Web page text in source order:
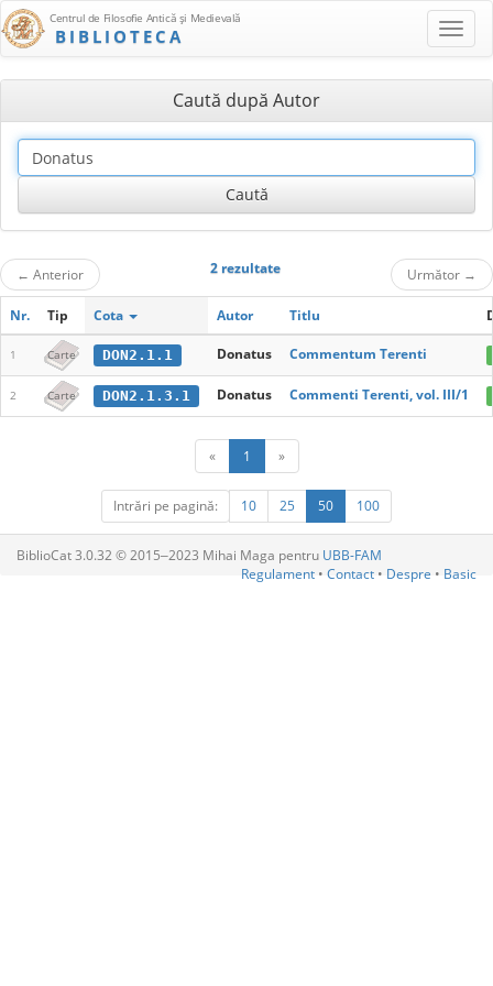
Centrul de Filosofie Antică şi Medievală
BIBLIOTECA
Caută după Autor
← Anterior 2 rezultate Următor →
Nr. Tip Cota Autor Titlu
1 Carte DON2.1.1 Donatus Commentum Terenti
2 Carte DON2.1.3.1 Donatus Commenti Terenti, vol. III/1
« 1 »
Intrări pe pagină: 10 25 50 100
BiblioCat 3.0.32 © 2015‒2023 Mihai Maga pentru UBB-FAM
Regulament • Contact • Despre • Basic